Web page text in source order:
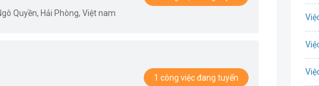
Quyền, Hải Phòng, Việt nam
1 công việc đang tuyển